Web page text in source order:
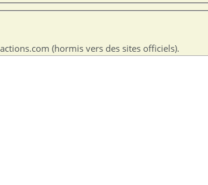
(hormis vers des sites officiels).